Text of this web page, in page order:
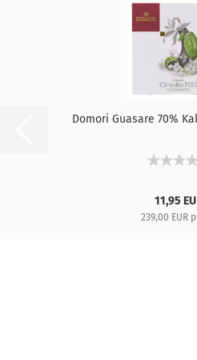
Domori Guasare 70%
11,95
239,00 EUR